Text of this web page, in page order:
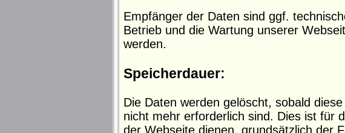
Empfänger der Daten sind ggf.
Betrieb und die Wartung unserer
werden.
Speicherdauer:
Die Daten werden gelöscht, sobald
nicht mehr erforderlich sind. Dies ist für
der Webseite dienen, grundsätzlich der